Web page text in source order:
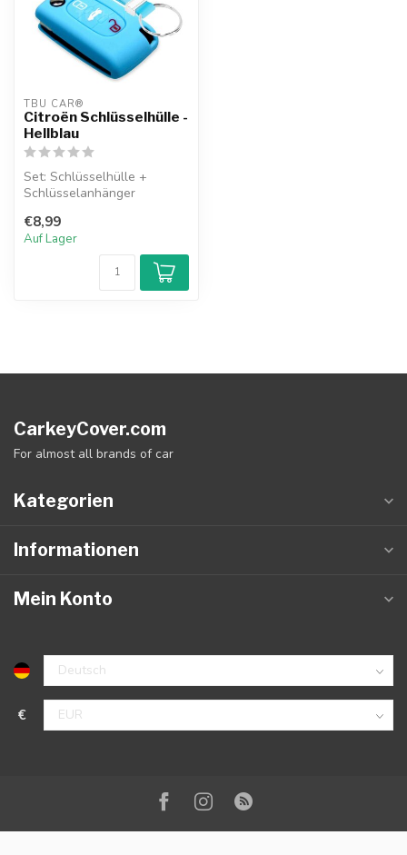
TBU CAR®
Citroën Schlüsselhülle -
Hellblau
Set: Schlüsselhülle +
Schlüsselanhänger
€8,99
Auf Lager
CarkeyCover.com
For almost all brands of car
Kategorien
Informationen
Mein Konto
€